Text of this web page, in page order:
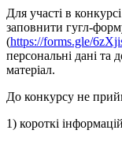
Для участі в
заповнити гугл-
(https://forms.gle/
персональні дані та
матеріал.
До конкурсу не
1) короткі